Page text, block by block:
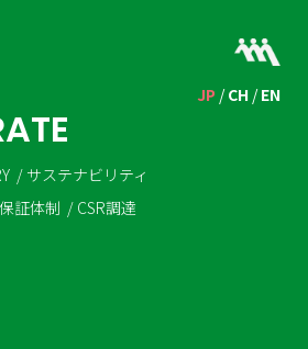
JP CH EN
ATE
サステナビリティ
証体制 CSR調達